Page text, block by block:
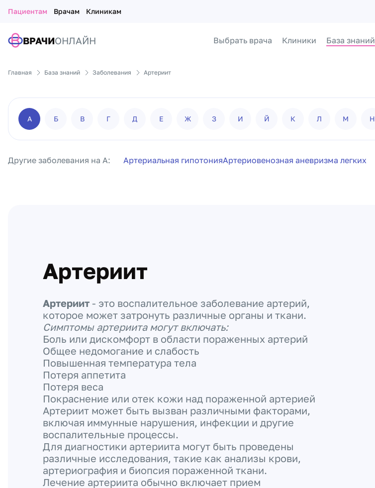
Пациентам Врачам Клиникам
ВРАЧИОНЛАЙН Выбрать врача Клиники База знаний
Главная База знаний Заболевания Артериит
А Б В Г Д Е Ж З И Й К Л М Н
Другие заболевания на А: Артериальная гипотонияАртериовенозная аневризма легких
Артериит
Артериит - это воспалительное заболевание артерий,
которое может затронуть различные органы и ткани.
Симптомы артериита могут включать:
Боль или дискомфорт в области пораженных артерий
Общее недомогание и слабость
Повышенная температура тела
Потеря аппетита
Потеря веса
Покраснение или отек кожи над пораженной артерией
Артериит может быть вызван различными факторами,
включая иммунные нарушения, инфекции и другие
воспалительные процессы.
Для диагностики артериита могут быть проведены
различные исследования, такие как анализы крови,
артериография и биопсия пораженной ткани.
Лечение артериита обычно включает прием